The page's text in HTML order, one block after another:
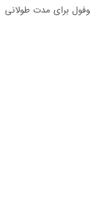
براي مدت طولاني